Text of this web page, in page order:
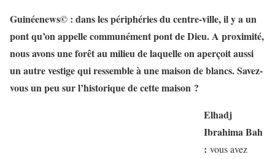
Guinéenews© : dans les périphéries du centre-ville, il y a un
pont qu’on appelle communément pont de Dieu. A proximité,
nous avons une forêt au milieu de laquelle on aperçoit aussi
un autre vestige qui ressemble à une maison de blancs. Savez-
vous un peu sur l’historique de cette maison ?
Elhadj
Ibrahima Bah
: vous avez